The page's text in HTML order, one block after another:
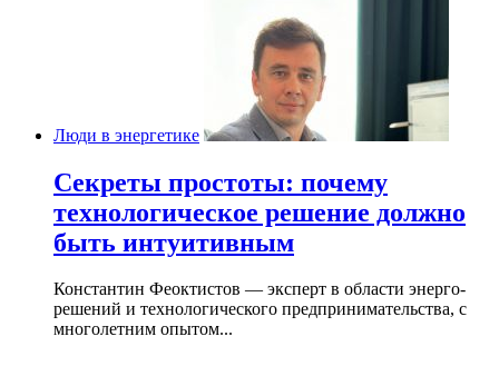
Люди в энергетике
Секреты простоты: почему
технологическое решение должно
быть интуитивным
Константин Феоктистов — эксперт в области энерго-
решений и технологического предпринимательства, с
многолетним опытом...